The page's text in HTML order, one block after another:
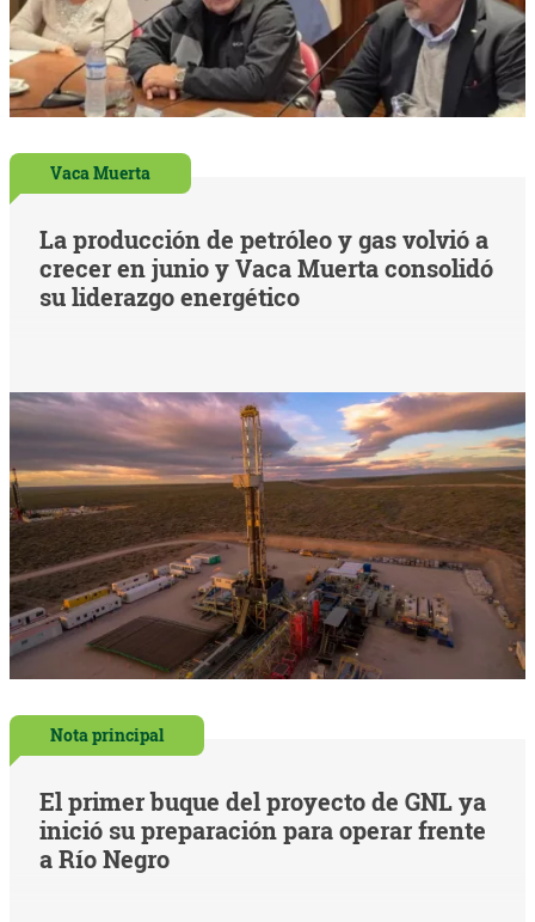
Vaca Muerta
La producción de petróleo y gas volvió a
crecer en junio y Vaca Muerta consolidó
su liderazgo energético
Nota principal
El primer buque del proyecto de GNL ya
inició su preparación para operar frente
a Río Negro